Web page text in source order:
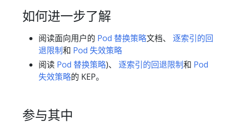
如何进一步了解
阅读面向用户的 Pod 替换策略文档、 逐索引的回
退限制和 Pod 失效策略
阅读 Pod 替换策略)、 逐索引的回退限制和 Pod
失效策略的 KEP。
参与其中